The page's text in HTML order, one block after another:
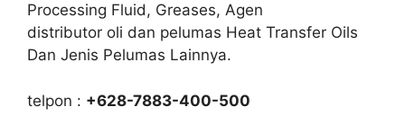
Processing Fluid, Greases, Agen
distributor oli dan pelumas Heat Transfer Oils
Dan Jenis Pelumas Lainnya.
telpon : +628-7883-400-500